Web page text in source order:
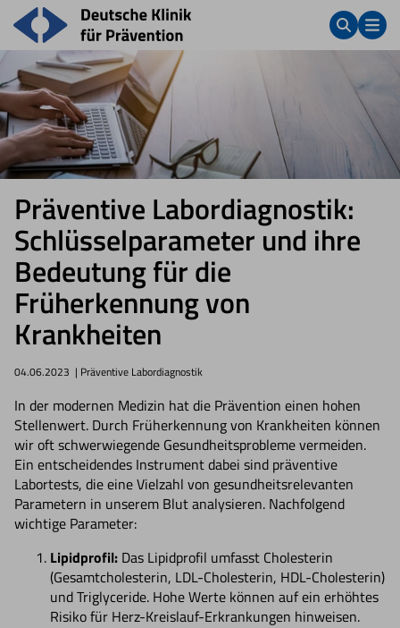
Präventive Labordiagnostik:
Schlüsselparameter und ihre
Bedeutung für die
Früherkennung von
Krankheiten
04.06.2023 | Präventive Labordiagnostik
In der modernen Medizin hat die Prävention einen hohen
Stellenwert. Durch Früherkennung von Krankheiten können
wir oft schwerwiegende Gesundheitsprobleme vermeiden.
Ein entscheidendes Instrument dabei sind präventive
Labortests, die eine Vielzahl von gesundheitsrelevanten
Parametern in unserem Blut analysieren. Nachfolgend
wichtige Parameter:
Lipidprofil: Das Lipidprofil umfasst Cholesterin
(Gesamtcholesterin, LDL-Cholesterin, HDL-Cholesterin)
und Triglyceride. Hohe Werte können auf ein erhöhtes
Risiko für Herz-Kreislauf-Erkrankungen hinweisen.